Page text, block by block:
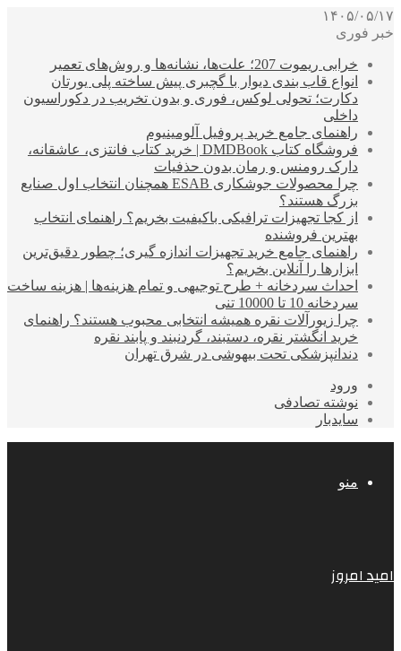
۱۴۰۵/۰۵/۱۷
خبر فوری
خرابی ریموت 207؛ علت‌ها، نشانه‌ها و روش‌های تعمیر
انواع قاب بندی دیوار با گچبری پیش ساخته پلی یورتان
دکارت؛ تحولی لوکس، فوری و بدون تخریب در دکوراسیون
داخلی
راهنمای جامع خرید پروفیل آلومینیوم
فروشگاه کتاب DMDBook | خرید کتاب فانتزی، عاشقانه،
دارک رومنس و رمان بدون حذفیات
چرا محصولات جوشکاری ESAB همچنان انتخاب اول صنایع
بزرگ هستند؟
از کجا تجهیزات ترافیکی باکیفیت بخریم؟ راهنمای انتخاب
بهترین فروشنده
راهنمای جامع خرید تجهیزات اندازه گیری؛ چطور دقیق‌ترین
ابزارها را آنلاین بخریم؟
احداث سردخانه + طرح توجیهی و تمام هزینه‌ها | هزینه ساخت
سردخانه 10 تا 10000 تنی
چرا زیورآلات نقره همیشه انتخابی محبوب هستند؟ راهنمای
خرید انگشتر نقره، دستبند، گردنبند و پابند نقره
دندانپزشکی تحت بیهوشی در شرق تهران
ورود
نوشته تصادفی
سایدبار
منو
امید امروز